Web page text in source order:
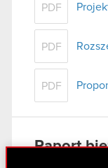
PDF
PDF
PDF
Raport